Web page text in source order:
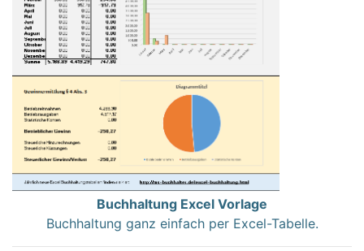
Buchhaltung Excel Vorlage
Buchhaltung ganz einfach per Excel-Tabelle.